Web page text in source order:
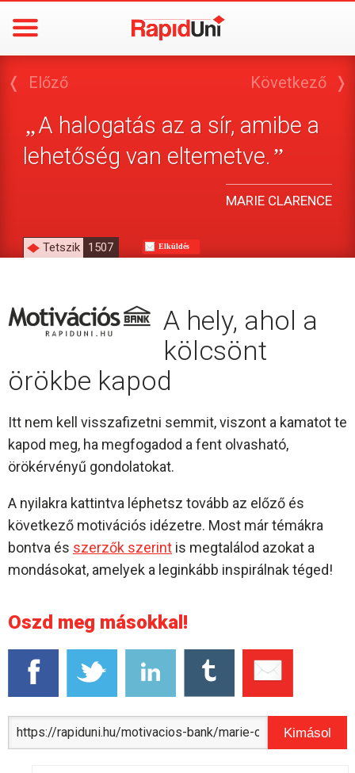
❬ Előző
„A halogatás az a sír, amibe a
lehetőség van eltemetve.”
MARIE CLARENCE
Következő ❭
Tetszik 1507 Elküldés
A hely, ahol a
kölcsönt
örökbe kapod
Itt nem kell visszafizetni semmit, viszont a kamatot te
kapod meg, ha megfogadod a fent olvasható,
örökérvényű gondolatokat.
A nyilakra kattintva léphetsz tovább az előző és
következő motivációs idézetre. Most már témákra
bontva és szerzők szerint is megtalálod azokat a
mondásokat, amelyek a leginkább inspirálnak téged!
Oszd meg másokkal!
Kimásol